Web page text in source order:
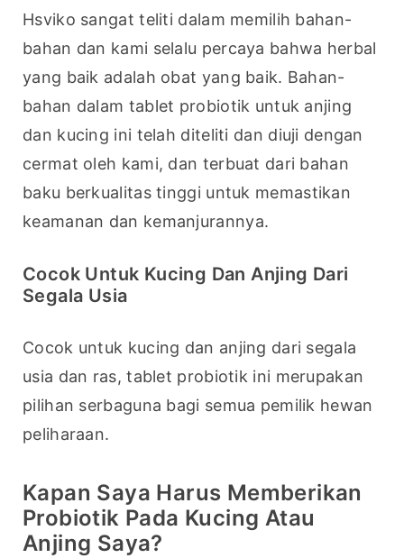
Hsviko sangat teliti dalam memilih bahan-
bahan dan kami selalu percaya bahwa herbal
yang baik adalah obat yang baik. Bahan-
bahan dalam tablet probiotik untuk anjing
dan kucing ini telah diteliti dan diuji dengan
cermat oleh kami, dan terbuat dari bahan
baku berkualitas tinggi untuk memastikan
keamanan dan kemanjurannya.
Cocok Untuk Kucing Dan Anjing Dari
Segala Usia
Cocok untuk kucing dan anjing dari segala
usia dan ras, tablet probiotik ini merupakan
pilihan serbaguna bagi semua pemilik hewan
peliharaan.
Kapan Saya Harus Memberikan
Probiotik Pada Kucing Atau
Anjing Saya?